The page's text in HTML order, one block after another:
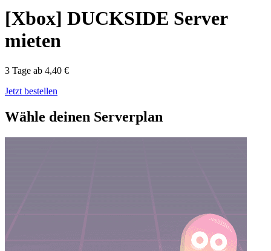
[Xbox] DUCKSIDE Server
mieten
3 Tage ab 4,40 €
Jetzt bestellen
Wähle deinen Serverplan